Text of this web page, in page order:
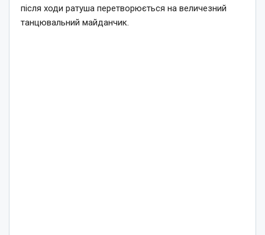
після ходи ратуша перетворюється на величезний
танцювальний майданчик.